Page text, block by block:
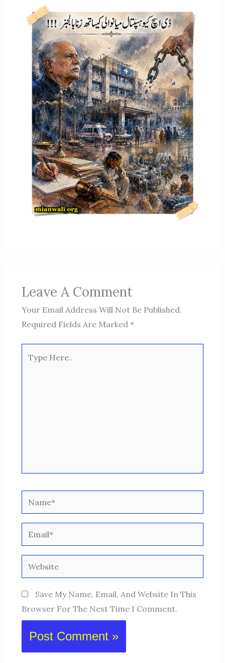
Leave A Comment
Your Email Address Will Not Be Published.
Required Fields Are Marked *
Here..
Name*
Email*
Website
Save My Name, Email, And Website In This
Browser For The Next Time I Comment.